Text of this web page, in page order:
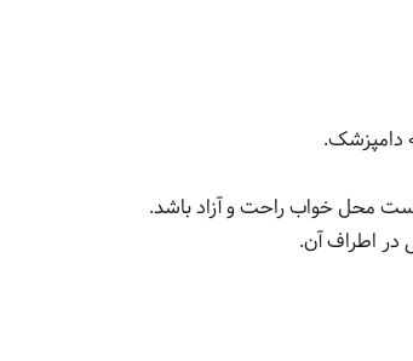
محل خواب راحت و آزاد باشد.
در اطراف آن.